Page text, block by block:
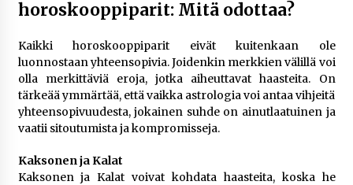
horoskooppiparit: Mitä odottaa?
Kaikki horoskooppiparit eivät kuitenkaan ole
luonnostaan yhteensopivia. Joidenkin merkkien välillä voi
olla merkittäviä eroja, jotka aiheuttavat haasteita. On
tärkeää ymmärtää, että vaikka astrologia voi antaa vihjeitä
yhteensopivuudesta, jokainen suhde on ainutlaatuinen ja
vaatii sitoutumista ja kompromisseja.
Kaksonen ja Kalat
Kaksonen ja Kalat voivat kohdata haasteita, koska he